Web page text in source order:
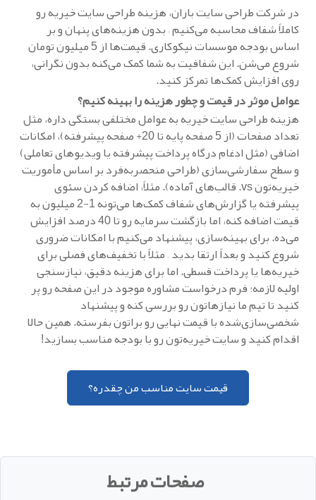
در شرکت طراحی سایت باران، هزینه طراحی سایت خیریه رو
کاملاً شفاف محاسبه می‌کنیم – بدون هزینه‌های پنهان و بر
اساس بودجه موسسات نیکوکاری. قیمت‌ها از 5 میلیون تومان
شروع می‌شن. این شفافیت به شما کمک می‌کنه بدون نگرانی،
روی افزایش کمک‌ها تمرکز کنید.
عوامل موثر در قیمت و چطور هزینه را بهینه کنیم؟
هزینه طراحی سایت خیریه به عوامل مختلفی بستگی داره، مثل
تعداد صفحات (از 5 صفحه پایه تا 20+ صفحه پیشرفته)، امکانات
اضافی (مثل ادغام درگاه پرداخت پیشرفته یا ویدیوهای تعاملی)
و سطح سفارشی‌سازی (طراحی منحصربه‌فرد بر اساس مأموریت
خیریه‌تون vs. قالب‌های آماده). مثلاً، اضافه کردن سئوی
پیشرفته یا گزارش‌های شفاف کمک‌ها می‌تونه 1-2 میلیون به
قیمت اضافه کنه، اما بازگشت سرمایه رو تا 40 درصد افزایش
می‌ده. برای بهینه‌سازی، پیشنهاد می‌کنیم با امکانات ضروری
شروع کنید و بعداً ارتقا بدید – مثلاً با تخفیف‌های فصلی برای
خیریه‌ها یا پرداخت قسطی. اما برای هزینه دقیق، نیازسنجی
اولیه لازمه؛ فرم درخواست مشاوره موجود در این صفحه رو پر
کنید تا تیم ما نیازهاتون رو بررسی کنه و پیشنهاد
شخصی‌سازی‌شده با قیمت نهایی رو براتون بفرسته. همین حالا
اقدام کنید و سایت خیریه‌تون رو با بودجه مناسب بسازید!
قیمت سایت مناسب من چقدره؟
صفحات مرتبط